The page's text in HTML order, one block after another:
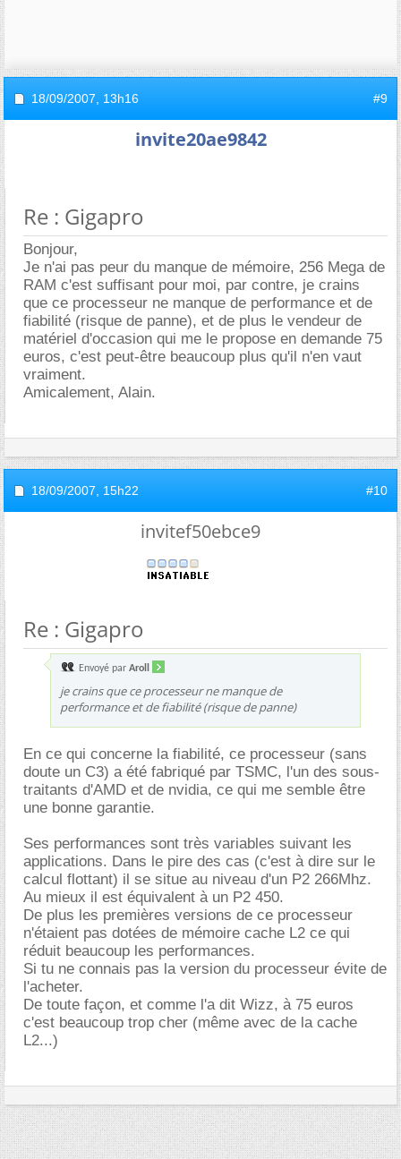
18/09/2007, 13h16 #9
invite20ae9842
Re : Gigapro
Bonjour,
Je n'ai pas peur du manque de mémoire, 256 Mega de
RAM c'est suffisant pour moi, par contre, je crains
que ce processeur ne manque de performance et de
fiabilité (risque de panne), et de plus le vendeur de
matériel d'occasion qui me le propose en demande 75
euros, c'est peut-être beaucoup plus qu'il n'en vaut
vraiment.
Amicalement, Alain.
18/09/2007, 15h22 #10
invitef50ebce9
Re : Gigapro
Envoyé par Aroll
je crains que ce processeur ne manque de
performance et de fiabilité (risque de panne)
En ce qui concerne la fiabilité, ce processeur (sans
doute un C3) a été fabriqué par TSMC, l'un des sous-
traitants d'AMD et de nvidia, ce qui me semble être
une bonne garantie.
Ses performances sont très variables suivant les
applications. Dans le pire des cas (c'est à dire sur le
calcul flottant) il se situe au niveau d'un P2 266Mhz.
Au mieux il est équivalent à un P2 450.
De plus les premières versions de ce processeur
n'étaient pas dotées de mémoire cache L2 ce qui
réduit beaucoup les performances.
Si tu ne connais pas la version du processeur évite de
l'acheter.
De toute façon, et comme l'a dit Wizz, à 75 euros
c'est beaucoup trop cher (même avec de la cache
L2...)